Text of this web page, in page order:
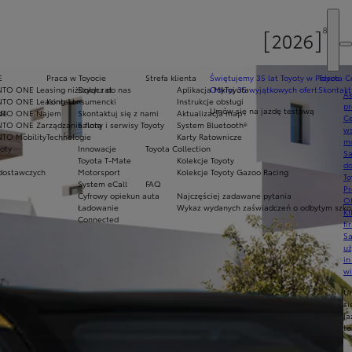
Świętujemy 35 lat Toyoty w Polsce
Odkryj 35 wyjątkowych ofert
Umów się na jazdę testową
Praca w Toyocie
Dołącz do nas
Kontakt
Skontaktuj się z nami
Salony i serwisy Toyoty
Technologie
Innowacje
Toyota T-Mate
Motorsport
System eCall
Cyfrowy opiekun auta
Ładowanie
Connected
Toyota
ONE Leasing niższych rat
ONE Leasing konsumencki
ONE Najem
ONE Zarządzanie flotą
Mobility
Strefa klienta
Aplikacja MyToyota
Instrukcje obsługi
Aktualizacja map
System Bluetooth®
Karty Ratownicze
Toyota Collection
Kolekcje Toyoty
Kolekcje Toyoty Gazoo Racing
FAQ
Najczęściej zadawane pytania
Wykaz wydanych zaświadczeń o odbytym